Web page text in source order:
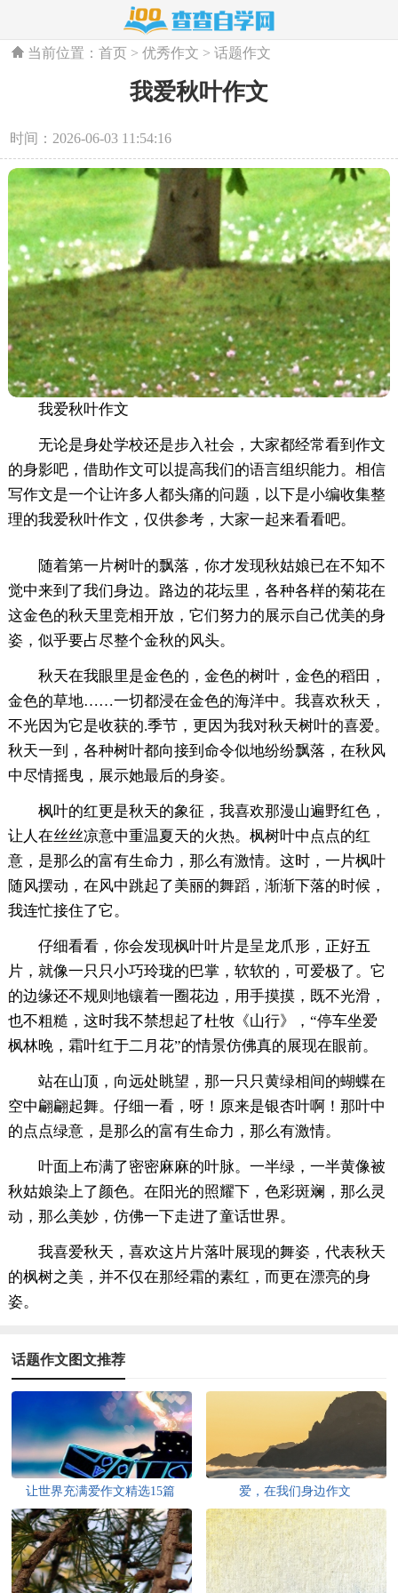
当前位置：首页 >优秀作文 >话题作文
我爱秋叶作文
时间：2026-06-03 11:54:16
我爱秋叶作文
无论是身处学校还是步入社会，大家都经常看到作文
的身影吧，借助作文可以提高我们的语言组织能力。相信
写作文是一个让许多人都头痛的问题，以下是小编收集整
理的我爱秋叶作文，仅供参考，大家一起来看看吧。
随着第一片树叶的飘落，你才发现秋姑娘已在不知不
觉中来到了我们身边。路边的花坛里，各种各样的菊花在
这金色的秋天里竞相开放，它们努力的展示自己优美的身
姿，似乎要占尽整个金秋的风头。
秋天在我眼里是金色的，金色的树叶，金色的稻田，
金色的草地……一切都浸在金色的海洋中。我喜欢秋天，
不光因为它是收获的.季节，更因为我对秋天树叶的喜爱。
秋天一到，各种树叶都向接到命令似地纷纷飘落，在秋风
中尽情摇曳，展示她最后的身姿。
枫叶的红更是秋天的象征，我喜欢那漫山遍野红色，
让人在丝丝凉意中重温夏天的火热。枫树叶中点点的红
意，是那么的富有生命力，那么有激情。这时，一片枫叶
随风摆动，在风中跳起了美丽的舞蹈，渐渐下落的时候，
我连忙接住了它。
仔细看看，你会发现枫叶叶片是呈龙爪形，正好五
片，就像一只只小巧玲珑的巴掌，软软的，可爱极了。它
的边缘还不规则地镶着一圈花边，用手摸摸，既不光滑，
也不粗糙，这时我不禁想起了杜牧《山行》，“停车坐爱
枫林晚，霜叶红于二月花”的情景仿佛真的展现在眼前。
站在山顶，向远处眺望，那一只只黄绿相间的蝴蝶在
空中翩翩起舞。仔细一看，呀！原来是银杏叶啊！那叶中
的点点绿意，是那么的富有生命力，那么有激情。
叶面上布满了密密麻麻的叶脉。一半绿，一半黄像被
秋姑娘染上了颜色。在阳光的照耀下，色彩斑斓，那么灵
动，那么美妙，仿佛一下走进了童话世界。
我喜爱秋天，喜欢这片片落叶展现的舞姿，代表秋天
的枫树之美，并不仅在那经霜的素红，而更在漂亮的身
姿。
话题作文图文推荐
让世界充满爱作文精选15篇 爱，在我们身边作文